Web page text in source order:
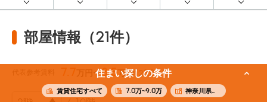
住まい探しの条件
賃貸住宅すべて 7.0万~9.0万 神奈川県横浜市中区
部屋情報（21件）
7.7 万円〜8.5万円(23.8m²)